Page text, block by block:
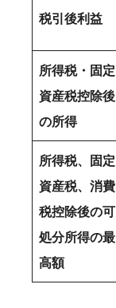
税引後利益
所得税・固定
資産税控除後
の所得
所得税、固定
資産税、消費
税控除後の可
処分所得の最
高額